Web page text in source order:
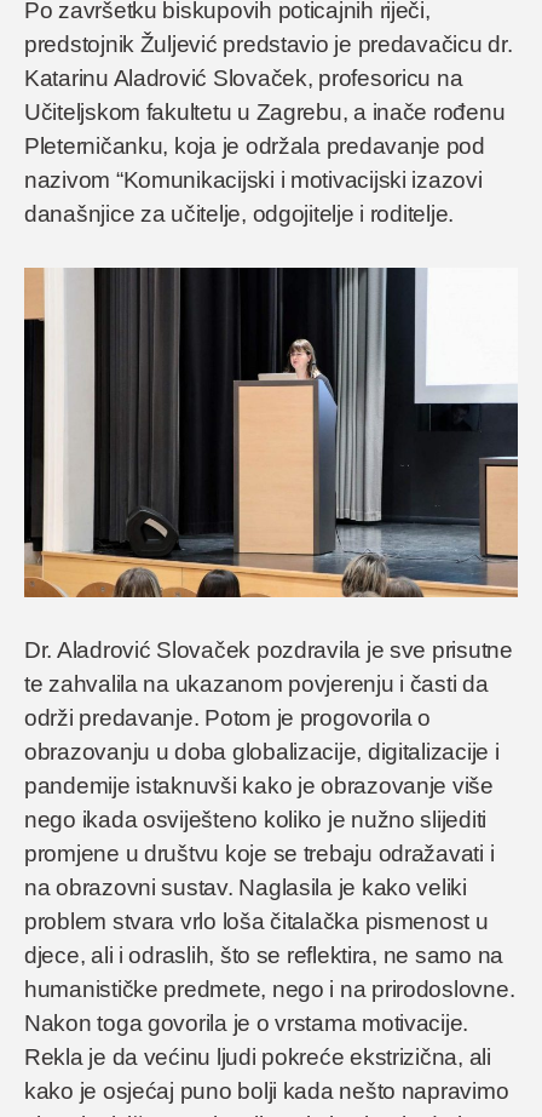
Po završetku biskupovih poticajnih riječi,
predstojnik Žuljević predstavio je predavačicu dr.
Katarinu Aladrović Slovaček, profesoricu na
Učiteljskom fakultetu u Zagrebu, a inače rođenu
Pleterničanku, koja je održala predavanje pod
nazivom “Komunikacijski i motivacijski izazovi
današnjice za učitelje, odgojitelje i roditelje.
Dr. Aladrović Slovaček pozdravila je sve prisutne
te zahvalila na ukazanom povjerenju i časti da
održi predavanje. Potom je progovorila o
obrazovanju u doba globalizacije, digitalizacije i
pandemije istaknuvši kako je obrazovanje više
nego ikada osviješteno koliko je nužno slijediti
promjene u društvu koje se trebaju odražavati i
na obrazovni sustav. Naglasila je kako veliki
problem stvara vrlo loša čitalačka pismenost u
djece, ali i odraslih, što se reflektira, ne samo na
humanističke predmete, nego i na prirodoslovne.
Nakon toga govorila je o vrstama motivacije.
Rekla je da većinu ljudi pokreće ekstrizična, ali
kako je osjećaj puno bolji kada nešto napravimo